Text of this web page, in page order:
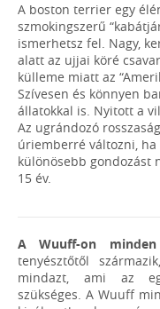
A boston terrier egy
szmokingszerű
ismerhetsz fel. Nagy,
alatt az ujjai köré
külleme miatt az
Szívesen és könnyen
állatokkal is. Nyitott a
Az ugrándozó
úriemberré változni, ha
különösebb gondozást
15 év.
A Wuuff-on
tenyésztőtől
mindazt, ami az
szükséges. A Wuuff